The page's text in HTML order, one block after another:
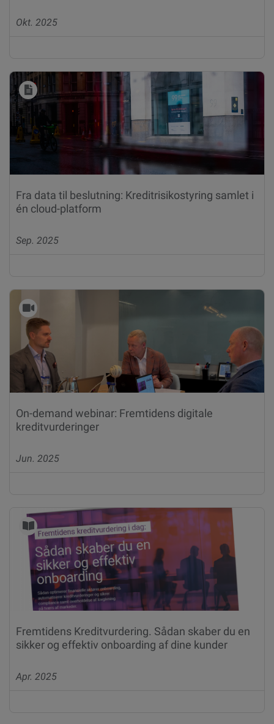
Okt. 2025
Fra data til beslutning: Kreditrisikostyring samlet i
én cloud-platform
Sep. 2025
On-demand webinar: Fremtidens digitale
kreditvurderinger
Jun. 2025
Fremtidens Kreditvurdering. Sådan skaber du en
sikker og effektiv onboarding af dine kunder
Apr. 2025